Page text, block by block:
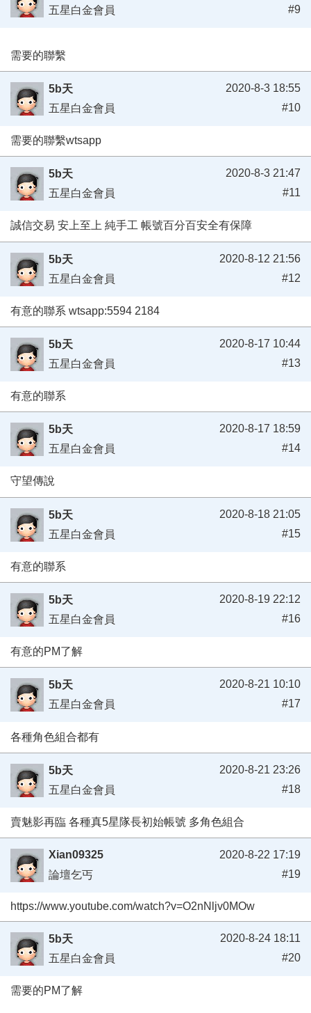
五星白金會員
#9
需要的聯繫
5b天
五星白金會員
2020-8-3 18:55
#10
需要的聯繫wtsapp
5b天
五星白金會員
2020-8-3 21:47
#11
誠信交易 安上至上 純手工 帳號百分百安全有保障
5b天
五星白金會員
2020-8-12 21:56
#12
有意的聯系 wtsapp:5594 2184
5b天
五星白金會員
2020-8-17 10:44
#13
有意的聯系
5b天
五星白金會員
2020-8-17 18:59
#14
守望傳說
5b天
五星白金會員
2020-8-18 21:05
#15
有意的聯系
5b天
五星白金會員
2020-8-19 22:12
#16
有意的PM了解
5b天
五星白金會員
2020-8-21 10:10
#17
各種角色組合都有
5b天
五星白金會員
2020-8-21 23:26
#18
賣魅影再臨 各種真5星隊長初始帳號 多角色組合
Xian09325
論壇乞丐
2020-8-22 17:19
#19
https://www.youtube.com/watch?v=O2nNljv0MOw
5b天
五星白金會員
2020-8-24 18:11
#20
需要的PM了解